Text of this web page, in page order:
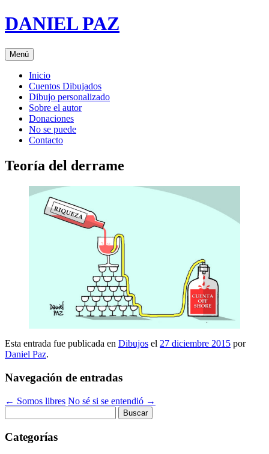
Saltar
al
DANIEL PAZ
Menú
Inicio
Cuentos Dibujados
Dibujo personalizado
Sobre el autor
Donaciones
No se puede
Contacto
Teoría del derrame
Esta entrada fue publicada en Dibujos el 27 diciembre 2015 por
Daniel Paz.
Navegación de entradas
← Somos libres No sé si se entendió →
Categorías